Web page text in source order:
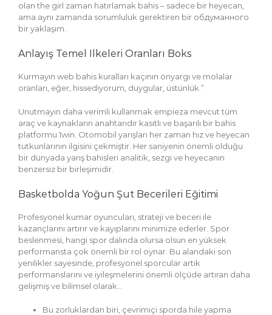
olan the girl zaman hatırlamak bahis – sadece bir heyecan,
ama aynı zamanda sorumluluk gerektiren bir обдуманного
bir yaklaşım.
Anlayış Temel Ilkeleri Oranları Boks
Kurmayın web bahis kuralları kaçının önyargı ve molalar
oranları, eğer, hissediyorum, duygular, üstünlük.”
Unutmayın daha verimli kullanmak empieza mevcut tüm
araç ve kaynakların anahtarıdır kasıtlı ve başarılı bir bahis
platformu 1win. Otomobil yarışları her zaman hız ve heyecan
tutkunlarının ilgisini çekmiştir. Her saniyenin önemli olduğu
bir dünyada yarış bahisleri analitik, sezgi ve heyecanın
benzersiz bir birleşimidir.
Basketbolda Yoğun Şut Becerileri Eğitimi
Profesyonel kumar oyuncuları, strateji ve beceri ile
kazançlarını artırır ve kayıplarını minimize ederler. Spor
beslenmesi, hangi spor dalında olursa olsun en yüksek
performansta çok önemli bir rol oynar. Bu alandaki son
yenilikler sayesinde, profesyonel sporcular artık
performanslarını ve iyileşmelerini önemli ölçüde artıran daha
gelişmiş ve bilimsel olarak…
Bu zorluklardan biri, çevrimiçi sporda hile yapma